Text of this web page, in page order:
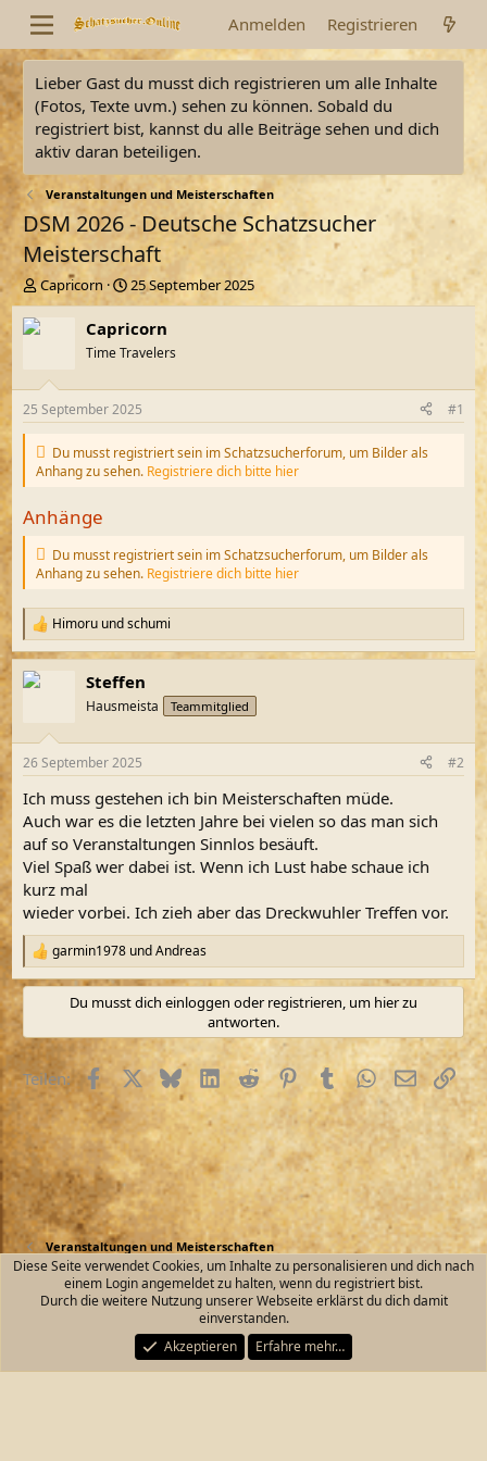
Anmelden Registrieren
Lieber Gast du musst dich registrieren um alle Inhalte
(Fotos, Texte uvm.) sehen zu können. Sobald du
registriert bist, kannst du alle Beiträge sehen und dich
aktiv daran beteiligen.
Veranstaltungen und Meisterschaften
DSM 2026 - Deutsche Schatzsucher
Meisterschaft
E
r
s
l
e
Capricorn
E
r
s
e
l
t
m
25 September 2025
Capricorn
Time Travelers
25 September 2025 #1
Du musst registriert sein im Schatzsucherforum, um Bilder als
Anhang zu sehen. Registriere dich bitte hier
Anhänge
Du musst registriert sein im Schatzsucherforum, um Bilder als
Anhang zu sehen. Registriere dich bitte hier
R
e
a
k
e
:
Himoru undschumi
Steffen
Hausmeista Teammitglied
26 September 2025 #2
Ich muss gestehen ich bin Meisterschaften müde.
Auch war es die letzten Jahre bei vielen so das man sich
auf so Veranstaltungen Sinnlos besäuft.
Viel Spaß wer dabei ist. Wenn ich Lust habe schaue ich
kurz mal
wieder vorbei. Ich zieh aber das Dreckwuhler Treffen vor.
R
e
a
i
o
n
:
garmin1978 undAndreas
Du musst dich einloggen oder registrieren, um hier zu
antworten.
Teilen: FacebookX (Twitter)
BlueskyLinkedInRedditPinterestTumblrWhatsApp
E-MailLink
Veranstaltungen und Meisterschaften
Kontakt Nutzungsbedingungen
Datenschutz
Start
R
S
Community platform by XenForo® © 2010-2026 XenForo Ltd.
Diese Seite verwendet Cookies, um Inhalte zu personalisieren und dich nach
einem Login angemeldet zu halten, wenn du registriert bist.
Durch die weitere Nutzung unserer Webseite erklärst du dich damit
einverstanden.
Akzeptieren
Erfahre mehr…